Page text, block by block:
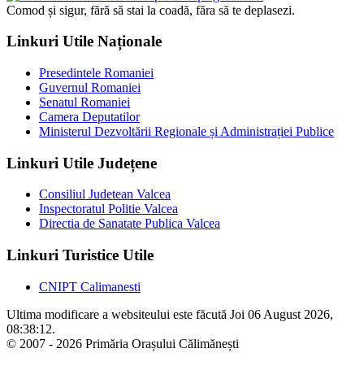
Comod și sigur, fără să stai la coadă, făra să te deplasezi.
Linkuri Utile Naționale
Presedintele Romaniei
Guvernul Romaniei
Senatul Romaniei
Camera Deputatilor
Ministerul Dezvoltării Regionale și Administrației Publice
Linkuri Utile Județene
Consiliul Judetean Valcea
Inspectoratul Politie Valcea
Directia de Sanatate Publica Valcea
Linkuri Turistice Utile
CNIPT Calimanesti
Ultima modificare a websiteului este făcută Joi 06 August 2026,
08:38:12.
© 2007 - 2026 Primăria Orașului Călimănești